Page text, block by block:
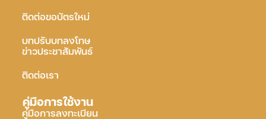
ติดต่อขอบัตรใหม่
บทปรับบทลงโทษ
ข่าวประชาสัมพันธ์
ติดต่อเรา
คู่มือการใช้งาน
คู่มือการลงทะเบียน